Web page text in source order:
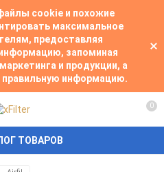
cookie и похожие
максимальное
предоставляя
запоминая
и продукции, а
информацию.
ТОВАРОВ
0